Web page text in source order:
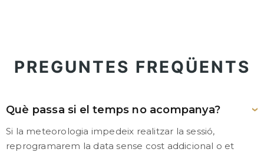
PREGUNTES FREQÜENTS
Què passa si el temps no acompanya?
Si la meteorologia impedeix realitzar la sessió,
reprogramarem la data sense cost addicional o et